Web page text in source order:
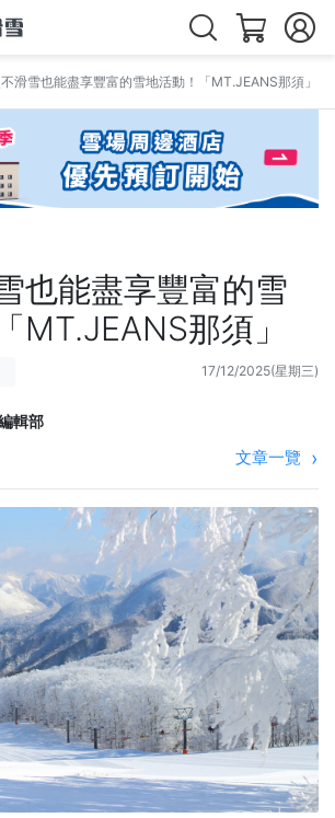
滑雪也能盡享豐富的雪地活動！「MT.JEANS那須」
也能盡享豐富的雪
MT.JEANS那須」
17/12/2025(星期三)
輯部
文章一覽